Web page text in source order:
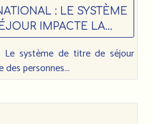
: LE SYSTÈME
IMPACTE LA...
Le système de titre de séjour
personnes...